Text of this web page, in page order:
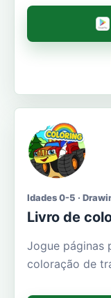
Idades 0-5 ·
Livro de
Jogue páginas
coloração de